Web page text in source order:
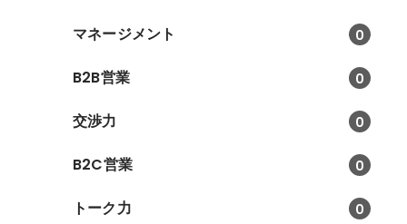
マネージメント 0
B2B営業 0
交渉力 0
B2C営業 0
トーク力 0